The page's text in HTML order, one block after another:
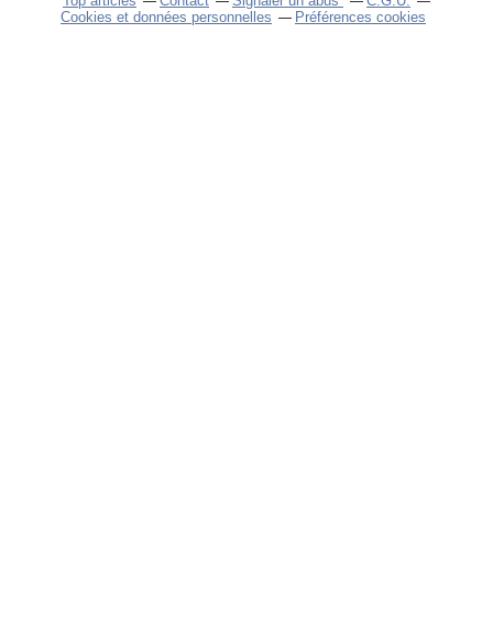
Cookies et données personnelles
Préférences cookies